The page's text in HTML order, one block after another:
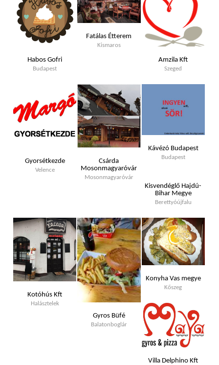
Habos Gofri
Budapest
Fatálas Étterem
Kismaros
Amzila Kft
Szeged
Gyorsétkezde
Velence
Csárda
Mosonmagyaróvár
Mosonmagyaróvár
Kávézó Budapest
Budapest
Kisvendéglő Hajdú-
Bihar Megye
Berettyóújfalu
Kotóhús Kft
Halásztelek
Gyros Büfé
Balatonboglár
Konyha Vas megye
Kőszeg
Villa Delphino Kft